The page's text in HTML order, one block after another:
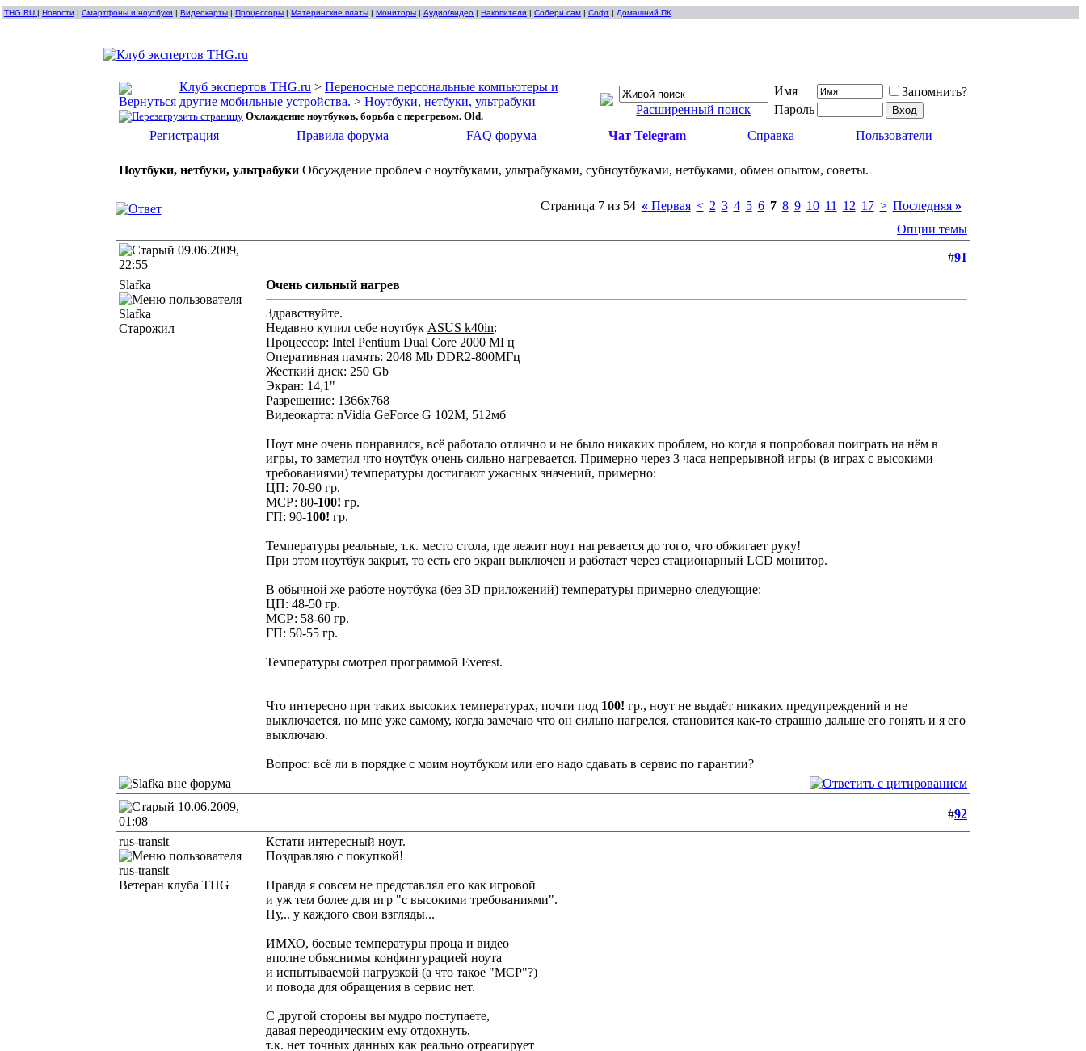
THG.RU | Новости | Смартфоны и ноутбуки | Видеокарты | Процессоры | Материнские платы | Мониторы | Аудио/видео | Накопители | Собери сам | Софт | Домашний ПК
Клуб экспертов THG.ru > Переносные персональные компьютеры и
другие мобильные устройства. > Ноутбуки, нетбуки, ультрабуки
Охлаждение ноутбуков, борьба с перегревом. Old. Расширенный поиск
Имя
Запомнить?
Пароль
Регистрация
Правила форума FAQ форума Чат Telegram Справка Пользователи
Ноутбуки, нетбуки, ультрабуки Обсуждение проблем с ноутбуками, ультрабуками, субноутбуками, нетбуками, обмен опытом, советы.
Страница 7 из 54 «Первая < 2 3 4 5 6 7 8 9 10 11 12 17 > Последняя »
Опции темы
09.06.2009,
22:55
#91
Slafka
Старожил
Очень сильный нагрев
Здравствуйте.
Недавно купил себе ноутбук ASUS k40in:
Процессор: Intel Pentium Dual Core 2000 МГц
Оперативная память: 2048 Mb DDR2-800МГц
Жесткий диск: 250 Gb
Экран: 14,1"
Разрешение: 1366x768
Видеокарта: nVidia GeForce G 102M, 512мб
Ноут мне очень понравился, всё работало отлично и не было никаких проблем, но когда я попробовал поиграть на нём в
игры, то заметил что ноутбук очень сильно нагревается. Примерно через 3 часа непрерывной игры (в играх с высокими
требованиями) температуры достигают ужасных значений, примерно:
ЦП: 70-90 гр.
МСР: 80-100! гр.
ГП: 90-100! гр.
Температуры реальные, т.к. место стола, где лежит ноут нагревается до того, что обжигает руку!
При этом ноутбук закрыт, то есть его экран выключен и работает через стационарный LCD монитор.
В обычной же работе ноутбука (без 3D приложений) температуры примерно следующие:
ЦП: 48-50 гр.
МСР: 58-60 гр.
ГП: 50-55 гр.
Температуры смотрел программой Everest.
Что интересно при таких высоких температурах, почти под 100! гр., ноут не выдаёт никаких предупреждений и не
выключается, но мне уже самому, когда замечаю что он сильно нагрелся, становится как-то страшно дальше его гонять и я его
выключаю.
Вопрос: всё ли в порядке с моим ноутбуком или его надо сдавать в сервис по гарантии?
10.06.2009,
01:08
#92
rus-transit
Ветеран клуба THG
Кстати интересный ноут.
Поздравляю с покупкой!
Правда я совсем не представлял его как игровой
и уж тем более для игр "с высокими требованиями".
Ну,.. у каждого свои взгляды...
ИМХО, боевые температуры проца и видео
вполне объяснимы конфингурацией ноута
и испытываемой нагрузкой (а что такое "MCP"?)
и повода для обращения в сервис нет.
С другой стороны вы мудро поступаете,
давая переодическим ему отдохнуть,
т.к. нет точных данных как реально отреагирует